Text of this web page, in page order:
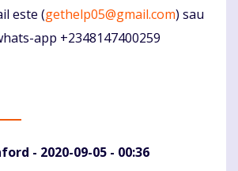
este (gethelp05@gmail.com) sau
app +2348147400259
- 2020-09-05 - 00:36